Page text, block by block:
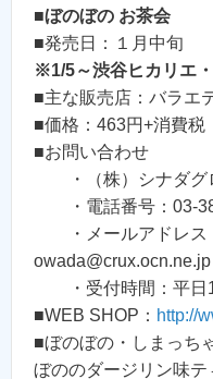
■ぼのぼの お茶会
■発売日：１月中旬
※1/5～渋谷ヒカリエ
■主な販売店：バラエ
■価格：463円+消費税
■お問い合わせ
・（株）シナダグ
・電話番号：03-
・メールアドレス
owada@crux.ocn.ne.jp
・受付時間：平日
■WEB SHOP： http://
■ぼのぼの・しまっち
ぼののダージリン味